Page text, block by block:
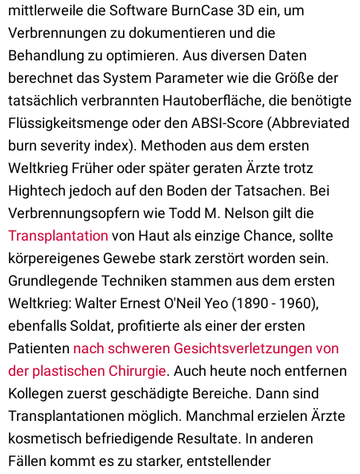
mittlerweile die Software BurnCase 3D ein, um
Verbrennungen zu dokumentieren und die
Behandlung zu optimieren. Aus diversen Daten
berechnet das System Parameter wie die Größe der
tatsächlich verbrannten Hautoberfläche, die benötigte
Flüssigkeitsmenge oder den ABSI-Score (Abbreviated
burn severity index). Methoden aus dem ersten
Weltkrieg Früher oder später geraten Ärzte trotz
Hightech jedoch auf den Boden der Tatsachen. Bei
Verbrennungsopfern wie Todd M. Nelson gilt die
Transplantation von Haut als einzige Chance, sollte
körpereigenes Gewebe stark zerstört worden sein.
Grundlegende Techniken stammen aus dem ersten
Weltkrieg: Walter Ernest O'Neil Yeo (1890 - 1960),
ebenfalls Soldat, profitierte als einer der ersten
Patienten nach schweren Gesichtsverletzungen von
der plastischen Chirurgie. Auch heute noch entfernen
Kollegen zuerst geschädigte Bereiche. Dann sind
Transplantationen möglich. Manchmal erzielen Ärzte
kosmetisch befriedigende Resultate. In anderen
Fällen kommt es zu starker, entstellender